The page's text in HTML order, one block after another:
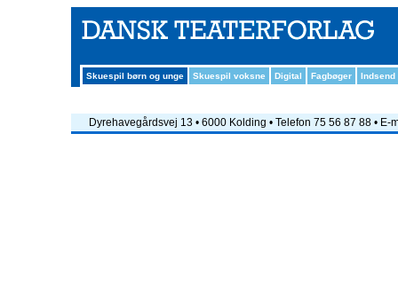
Skuespil børn og unge Skuespil voksne Digital Fagbøger Indsend
Dyrehavegårdsvej 13 • 6000 Kolding • Telefon 75 56 87 88 • E-